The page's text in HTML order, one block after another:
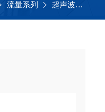
流量系列 超声波流量计